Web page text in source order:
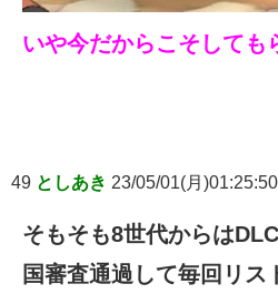
いや今だからこそしても
49 としあき 23/05/01(月)01:25:50
そもそも8世代からは
国審査通過して毎回リス